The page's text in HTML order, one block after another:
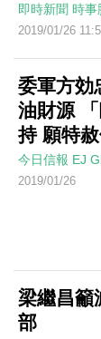
即時新聞 時事
2019/01/26
委軍方効
油財源
持 願特
今日信報 EJ
2019/01/26
梁繼昌籲
部